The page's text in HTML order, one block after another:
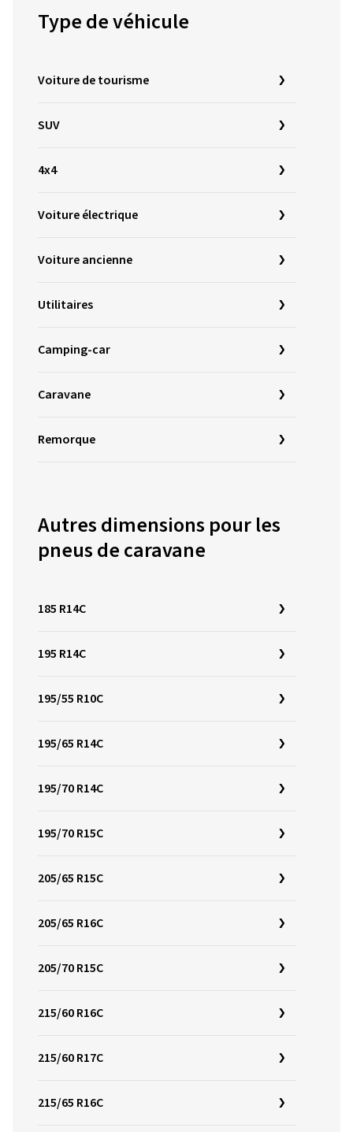
Type de véhicule
Voiture de tourisme
SUV
4x4
Voiture électrique
Voiture ancienne
Utilitaires
Camping-car
Caravane
Remorque
Autres dimensions pour les
pneus de caravane
185 R14C
195 R14C
195/55 R10C
195/65 R14C
195/70 R14C
195/70 R15C
205/65 R15C
205/65 R16C
205/70 R15C
215/60 R16C
215/60 R17C
215/65 R16C